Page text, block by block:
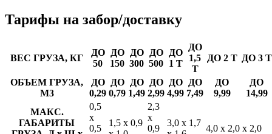
Тарифы на забор/доставку
ВЕС ГРУЗА, КГ
ДО
50
ДО
150
ДО
300
ДО
500
ДО
1 Т
ДО
1,5
Т
ДО 2 Т ДО 3 Т
ОБЪЕМ ГРУЗА,
М3
ДО
0,29
ДО
0,79
ДО
1,49
ДО
2,99
ДО
4,99
ДО
7,49
ДО
9,99
ДО
14,99
МАКС.
ГАБАРИТЫ
0,5
х
0,5
1,5 х 0,9
2,3
х
0,9
3,0 х 1,7
4,0 х 2,0 х 2,0